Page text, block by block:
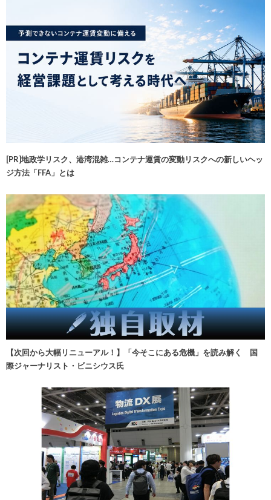
[PR]地政学リスク、港湾混雑…コンテナ運賃の変動リスクへの新しいヘッ
ジ方法「FFA」とは
【次回から大幅リニューアル！】「今そこにある危機」を読み解く 国
際ジャーナリスト・ビニシウス氏